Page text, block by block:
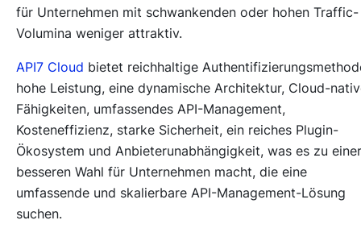
für Unternehmen mit schwankenden oder hohen Traffic-
Volumina weniger attraktiv.
API7 Cloud bietet reichhaltige
hohe Leistung, eine dynamische Architektur, Cloud-
Fähigkeiten, umfassendes API-Management,
Kosteneffizienz, starke Sicherheit, ein reiches Plugin-
Ökosystem und Anbieterunabhängigkeit, was es zu einer
besseren Wahl für Unternehmen macht, die eine
umfassende und skalierbare API-Management-Lösung
suchen.